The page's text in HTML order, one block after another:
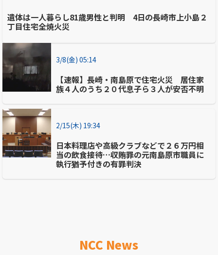
遺体は一人暮らし81歳男性と判明 4日の長崎市上小島２
丁目住宅全焼火災
3/8(金) 05:14
【速報】長崎・南島原で住宅火災 居住家
族４人のうち２０代息子ら３人が安否不明
2/15(木) 19:34
日本料理店や高級クラブなどで２６万円相
当の飲食接待…収賄罪の元南島原市職員に
執行猶予付きの有罪判決
NCC News